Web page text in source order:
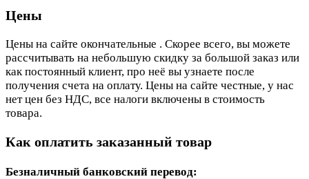
Цены
Цены на сайте окончательные . Скорее всего, вы можете
рассчитывать на небольшую скидку за большой заказ или
как постоянный клиент, про неё вы узнаете после
получения счета на оплату. Цены на сайте честные, у нас
нет цен без НДС, все налоги включены в стоимость
товара.
Как оплатить заказанный товар
Безналичный банковский перевод: